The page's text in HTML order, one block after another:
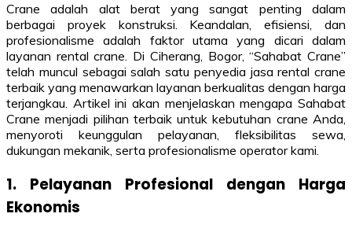
Crane adalah alat berat yang sangat penting dalam
berbagai proyek konstruksi. Keandalan, efisiensi, dan
profesionalisme adalah faktor utama yang dicari dalam
layanan rental crane. Di Ciherang, Bogor, “Sahabat Crane”
telah muncul sebagai salah satu penyedia jasa rental crane
terbaik yang menawarkan layanan berkualitas dengan harga
terjangkau. Artikel ini akan menjelaskan mengapa Sahabat
Crane menjadi pilihan terbaik untuk kebutuhan crane Anda,
menyoroti keunggulan pelayanan, fleksibilitas sewa,
dukungan mekanik, serta profesionalisme operator kami.
1. Pelayanan Profesional dengan Harga
Ekonomis